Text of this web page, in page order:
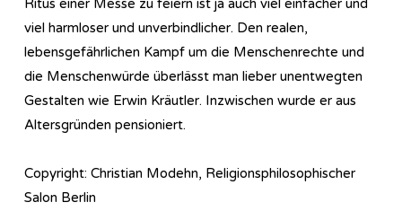
Ritus einer Messe zu feiern ist ja auch viel einfacher und
viel harmloser und unverbindlicher. Den realen,
lebensgefährlichen Kampf um die Menschenrechte und
die Menschenwürde überlässt man lieber unentwegten
Gestalten wie Erwin Kräutler. Inzwischen wurde er aus
Altersgründen pensioniert.
Copyright: Christian Modehn, Religionsphilosophischer
Salon Berlin